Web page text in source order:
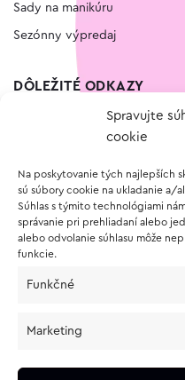
Spravujte
cookie
Na poskytovanie tých najlepších
sú súbory cookie na ukladanie a/
Súhlas s týmito technológiami
správanie pri prehliadaní alebo
alebo odvolanie súhlasu môže
funkcie.
Funkčné
Marketing
Sady na manikúru
Sezónny výpredaj
DÔLEŽITÉ ODKAZY
Vernostný program
O NÁKUPE
Vrátenie a reklamácia tovaru